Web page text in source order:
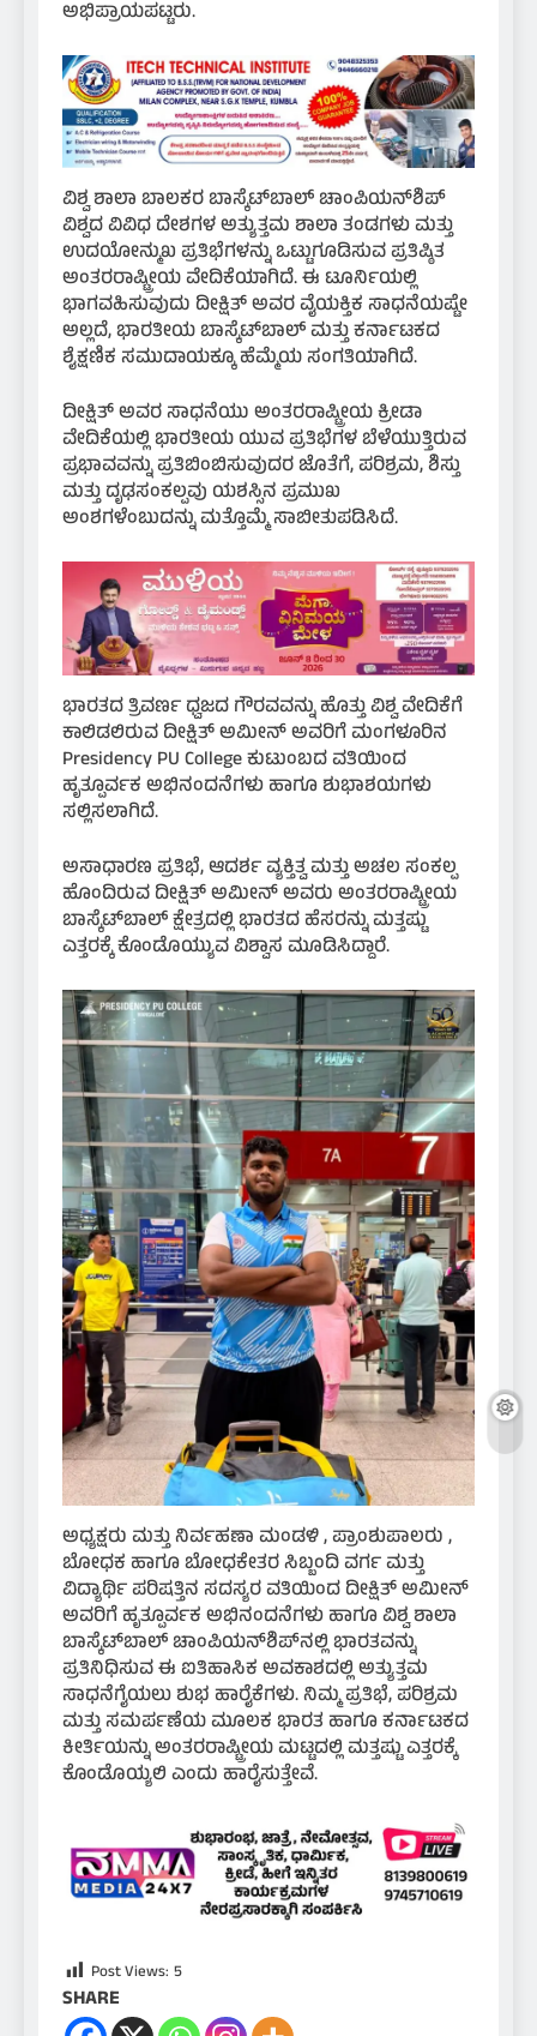
ಅಭಿಪ್ರಾಯಪಟ್ಟರು.
ವಿಶ್ವ ಶಾಲಾ ಬಾಲಕರ ಬಾಸ್ಕೆಟ್‌ಬಾಲ್ ಚಾಂಪಿಯನ್‌ಶಿಪ್
ವಿಶ್ವದ ವಿವಿಧ ದೇಶಗಳ ಅತ್ಯುತ್ತಮ ಶಾಲಾ ತಂಡಗಳು ಮತ್ತು
ಉದಯೋನ್ಮುಖ ಪ್ರತಿಭೆಗಳನ್ನು ಒಟ್ಟುಗೂಡಿಸುವ ಪ್ರತಿಷ್ಠಿತ
ಅಂತರರಾಷ್ಟ್ರೀಯ ವೇದಿಕೆಯಾಗಿದೆ. ಈ ಟೂರ್ನಿಯಲ್ಲಿ
ಭಾಗವಹಿಸುವುದು ದೀಕ್ಷಿತ್ ಅವರ ವೈಯಕ್ತಿಕ ಸಾಧನೆಯಷ್ಟೇ
ಅಲ್ಲದೆ, ಭಾರತೀಯ ಬಾಸ್ಕೆಟ್‌ಬಾಲ್ ಮತ್ತು ಕರ್ನಾಟಕದ
ಶೈಕ್ಷಣಿಕ ಸಮುದಾಯಕ್ಕೂ ಹೆಮ್ಮೆಯ ಸಂಗತಿಯಾಗಿದೆ.
ದೀಕ್ಷಿತ್ ಅವರ ಸಾಧನೆಯು ಅಂತರರಾಷ್ಟ್ರೀಯ ಕ್ರೀಡಾ
ವೇದಿಕೆಯಲ್ಲಿ ಭಾರತೀಯ ಯುವ ಪ್ರತಿಭೆಗಳ ಬೆಳೆಯುತ್ತಿರುವ
ಪ್ರಭಾವವನ್ನು ಪ್ರತಿಬಿಂಬಿಸುವುದರ ಜೊತೆಗೆ, ಪರಿಶ್ರಮ, ಶಿಸ್ತು
ಮತ್ತು ದೃಢಸಂಕಲ್ಪವು ಯಶಸ್ಸಿನ ಪ್ರಮುಖ
ಅಂಶಗಳೆಂಬುದನ್ನು ಮತ್ತೊಮ್ಮೆ ಸಾಬೀತುಪಡಿಸಿದೆ.
ಭಾರತದ ತ್ರಿವರ್ಣ ಧ್ವಜದ ಗೌರವವನ್ನು ಹೊತ್ತು ವಿಶ್ವ ವೇದಿಕೆಗೆ
ಕಾಲಿಡಲಿರುವ ದೀಕ್ಷಿತ್ ಅಮೀನ್ ಅವರಿಗೆ ಮಂಗಳೂರಿನ
Presidency PU College ಕುಟುಂಬದ ವತಿಯಿಂದ
ಹೃತ್ಪೂರ್ವಕ ಅಭಿನಂದನೆಗಳು ಹಾಗೂ ಶುಭಾಶಯಗಳು
ಸಲ್ಲಿಸಲಾಗಿದೆ.
ಅಸಾಧಾರಣ ಪ್ರತಿಭೆ, ಆದರ್ಶ ವ್ಯಕ್ತಿತ್ವ ಮತ್ತು ಅಚಲ ಸಂಕಲ್ಪ
ಹೊಂದಿರುವ ದೀಕ್ಷಿತ್ ಅಮೀನ್ ಅವರು ಅಂತರರಾಷ್ಟ್ರೀಯ
ಬಾಸ್ಕೆಟ್‌ಬಾಲ್ ಕ್ಷೇತ್ರದಲ್ಲಿ ಭಾರತದ ಹೆಸರನ್ನು ಮತ್ತಷ್ಟು
ಎತ್ತರಕ್ಕೆ ಕೊಂಡೊಯ್ಯುವ ವಿಶ್ವಾಸ ಮೂಡಿಸಿದ್ದಾರೆ.
ಅಧ್ಯಕ್ಷರು ಮತ್ತು ನಿರ್ವಹಣಾ ಮಂಡಳಿ , ಪ್ರಾಂಶುಪಾಲರು ,
ಬೋಧಕ ಹಾಗೂ ಬೋಧಕೇತರ ಸಿಬ್ಬಂದಿ ವರ್ಗ ಮತ್ತು
ವಿದ್ಯಾರ್ಥಿ ಪರಿಷತ್ತಿನ ಸದಸ್ಯರ ವತಿಯಿಂದ ದೀಕ್ಷಿತ್ ಅಮೀನ್
ಅವರಿಗೆ ಹೃತ್ಪೂರ್ವಕ ಅಭಿನಂದನೆಗಳು ಹಾಗೂ ವಿಶ್ವ ಶಾಲಾ
ಬಾಸ್ಕೆಟ್‌ಬಾಲ್ ಚಾಂಪಿಯನ್‌ಶಿಪ್‌ನಲ್ಲಿ ಭಾರತವನ್ನು
ಪ್ರತಿನಿಧಿಸುವ ಈ ಐತಿಹಾಸಿಕ ಅವಕಾಶದಲ್ಲಿ ಅತ್ಯುತ್ತಮ
ಸಾಧನೆಗೈಯಲು ಶುಭ ಹಾರೈಕೆಗಳು. ನಿಮ್ಮ ಪ್ರತಿಭೆ, ಪರಿಶ್ರಮ
ಮತ್ತು ಸಮರ್ಪಣೆಯ ಮೂಲಕ ಭಾರತ ಹಾಗೂ ಕರ್ನಾಟಕದ
ಕೀರ್ತಿಯನ್ನು ಅಂತರರಾಷ್ಟ್ರೀಯ ಮಟ್ಟದಲ್ಲಿ ಮತ್ತಷ್ಟು ಎತ್ತರಕ್ಕೆ
ಕೊಂಡೊಯ್ಯಲಿ ಎಂದು ಹಾರೈಸುತ್ತೇವೆ.
Post Views: 5
SHARE